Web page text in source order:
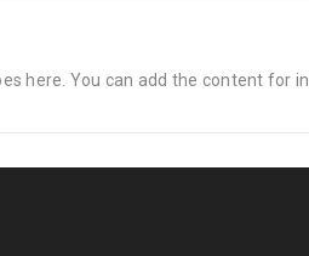
here. You can add the content for